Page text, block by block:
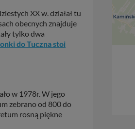
XX w. działał tu
obecnych znajduje
tylko dwa
do Tuczna stoi
w 1978r. W jego
zebrano od 800 do
rosną piękne